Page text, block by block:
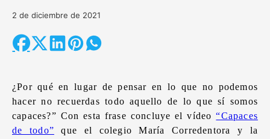
2 de diciembre de 2021
¿Por qué en lugar de pensar en lo que no podemos
hacer no recuerdas todo aquello de lo que sí somos
capaces?” Con esta frase concluye el vídeo“Capaces
de todo” que el colegio María Corredentora y la